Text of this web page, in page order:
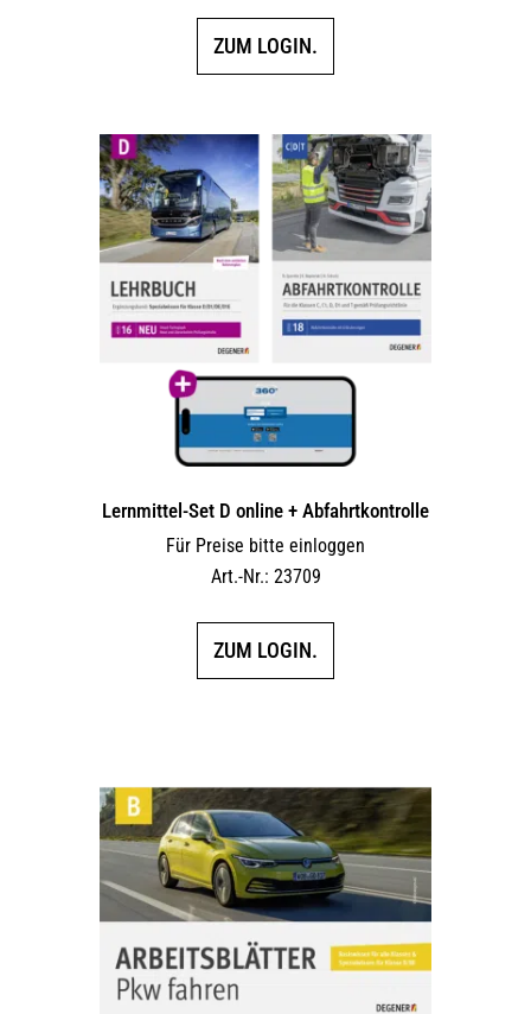
ZUM LOGIN.
Lernmittel-Set D online + Abfahrtkontrolle
Für Preise bitte einloggen
Art.-Nr.: 23709
ZUM LOGIN.